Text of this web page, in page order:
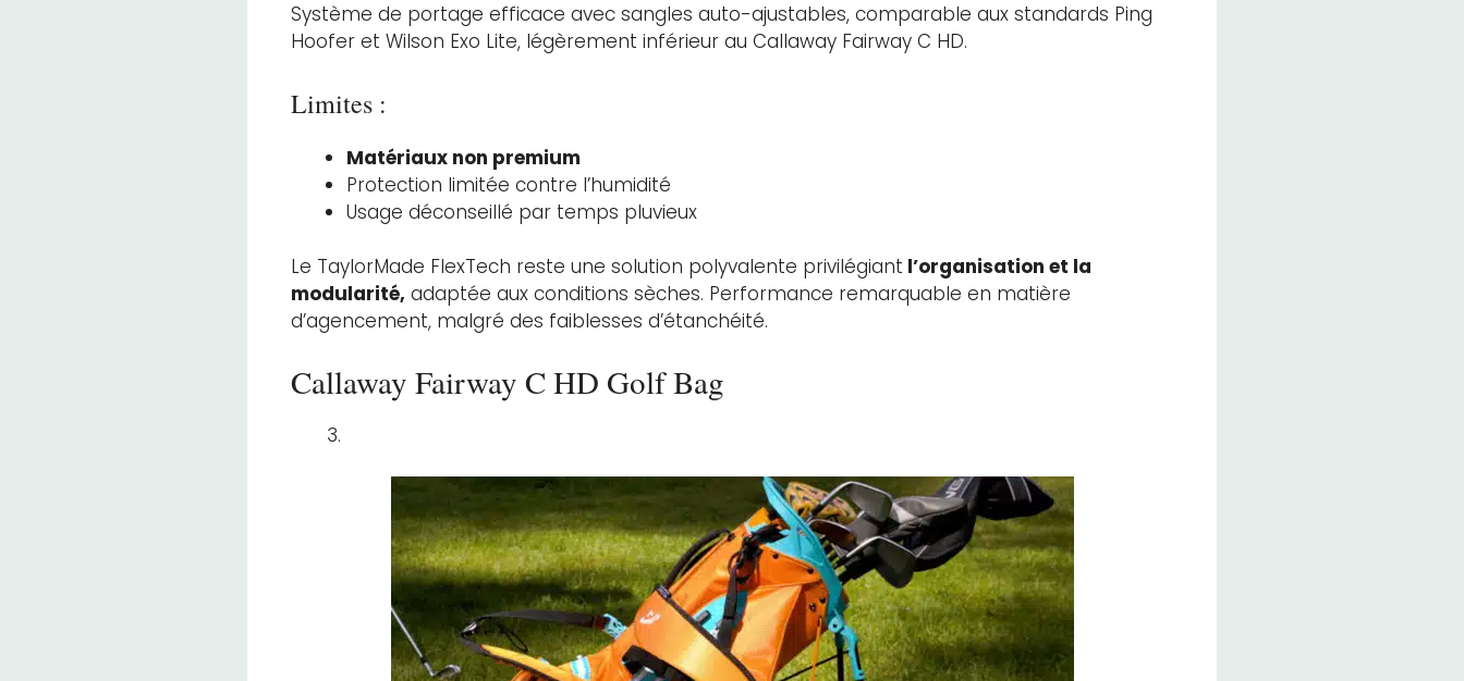
Système de portage efficace avec sangles auto-ajustables, comparable aux standards Ping
Hoofer et Wilson Exo Lite, légèrement inférieur au Callaway Fairway C HD.
Limites :
Matériaux non premium
Protection limitée contre l’humidité
Usage déconseillé par temps pluvieux
Le TaylorMade FlexTech reste une solution polyvalente privilégiant l’organisation et la
modularité, adaptée aux conditions sèches. Performance remarquable en matière
d’agencement, malgré des faiblesses d’étanchéité.
Callaway Fairway C HD Golf Bag